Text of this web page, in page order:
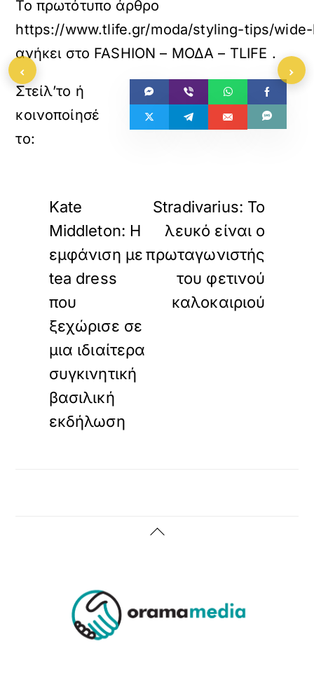
Το πρωτότυπο άρθρο
https://www.tlife.gr/moda/styling-tips/
ανήκει στο FASHION – ΜΟΔΑ – TLIFE .
Kate
Middleton: Η
εμφάνιση με
tea dress
που
ξεχώρισε σε
μια ιδιαίτερα
συγκινητική
βασιλική
εκδήλωση
Stradivarius: Το
λευκό είναι ο
πρωταγωνιστής
του φετινού
καλοκαιριού
Back
‹ ›